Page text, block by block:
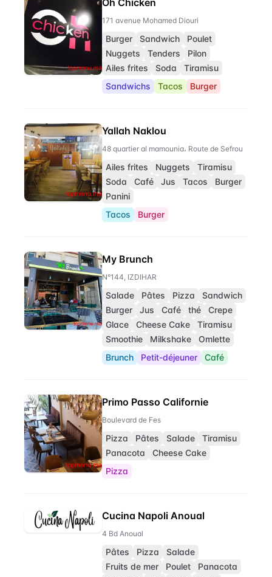
Oh Chicken
171 avenue Mohamed Diouri
Burger Sandwich
Poulet
Nuggets
Tenders
Pilon
Ailes frites
Soda
Tiramisu
Sandwichs
Tacos Burger
Yallah Naklou
48 quartier al mamounia، Route de Sefrou
Ailes frites Nuggets
Tiramisu
Soda
Café Jus Tacos
Burger
Panini
Tacos
Burger
My Brunch
N°144, IZDIHAR
Salade Pâtes Pizza
Sandwich
Burger
Jus Café thé
Crepe
Glace
Cheese Cake
Tiramisu
Smoothie
Milkshake
Omlette
Brunch
Petit-déjeuner Café
Primo Passo Californie
Boulevard de Fes
Pizza Pâtes Salade
Tiramisu
Panacota
Cheese Cake
Pizza
Cucina Napoli Anoual
4 Bd Anoual
Pâtes Pizza
Salade
Fruits de mer
Poulet
Panacota